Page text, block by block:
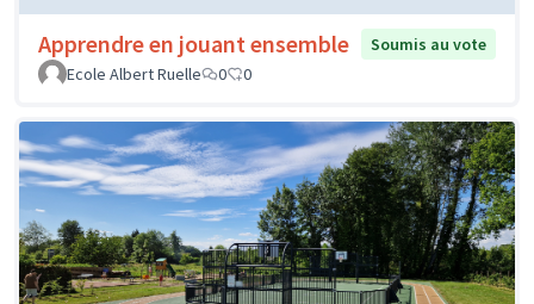
Apprendre en jouant ensemble
Soumis au vote
Ecole Albert Ruelle
0 0